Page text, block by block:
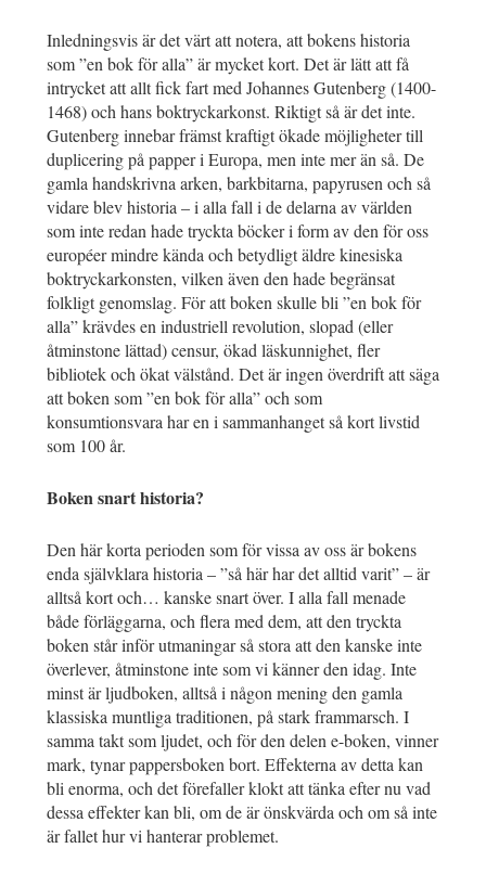
Inledningsvis är det värt att notera, att bokens historia
som ”en bok för alla” är mycket kort. Det är lätt att få
intrycket att allt fick fart med Johannes Gutenberg (1400-
1468) och hans boktryckarkonst. Riktigt så är det inte.
Gutenberg innebar främst kraftigt ökade möjligheter till
duplicering på papper i Europa, men inte mer än så. De
gamla handskrivna arken, barkbitarna, papyrusen och så
vidare blev historia – i alla fall i de delarna av världen
som inte redan hade tryckta böcker i form av den för oss
européer mindre kända och betydligt äldre kinesiska
boktryckarkonsten, vilken även den hade begränsat
folkligt genomslag. För att boken skulle bli ”en bok för
alla” krävdes en industriell revolution, slopad (eller
åtminstone lättad) censur, ökad läskunnighet, fler
bibliotek och ökat välstånd. Det är ingen överdrift att säga
att boken som ”en bok för alla” och som
konsumtionsvara har en i sammanhanget så kort livstid
som 100 år.
Boken snart historia?
Den här korta perioden som för vissa av oss är bokens
enda självklara historia – ”så här har det alltid varit” – är
alltså kort och… kanske snart över. I alla fall menade
både förläggarna, och flera med dem, att den tryckta
boken står inför utmaningar så stora att den kanske inte
överlever, åtminstone inte som vi känner den idag. Inte
minst är ljudboken, alltså i någon mening den gamla
klassiska muntliga traditionen, på stark frammarsch. I
samma takt som ljudet, och för den delen e-boken, vinner
mark, tynar pappersboken bort. Effekterna av detta kan
bli enorma, och det förefaller klokt att tänka efter nu vad
dessa effekter kan bli, om de är önskvärda och om så inte
är fallet hur vi hanterar problemet.